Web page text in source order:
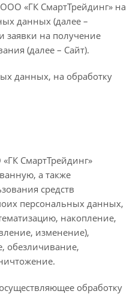
«ГК СмартТрейдинг» на
данных (далее –
заявки на получение
(далее – Сайт).
данных, на обработку
СмартТрейдинг»
а также
средств
персональных данных,
накопление,
изменение),
обезличивание,
обработку